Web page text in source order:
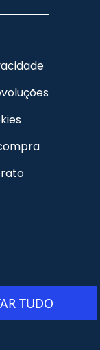
TUDO